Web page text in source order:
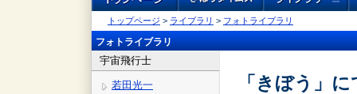
トップページ > ライブラリ > フォトライブラリ
フォトライブラリ
宇宙飛行士
若田光一
「きぼう」